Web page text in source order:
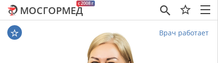
×
c 2008 г
МОСГОРМЕД
Врач работает